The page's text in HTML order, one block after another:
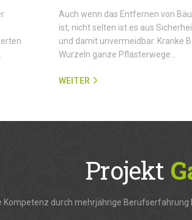
Auch wenn das Entfernen von
ist, nicht selten ist es aus
und damit unvermeidbar. Kranke
Wurzeln ganze Pflasterwege…
WEITER
Projekt
Kompetenz durch mehrjährige